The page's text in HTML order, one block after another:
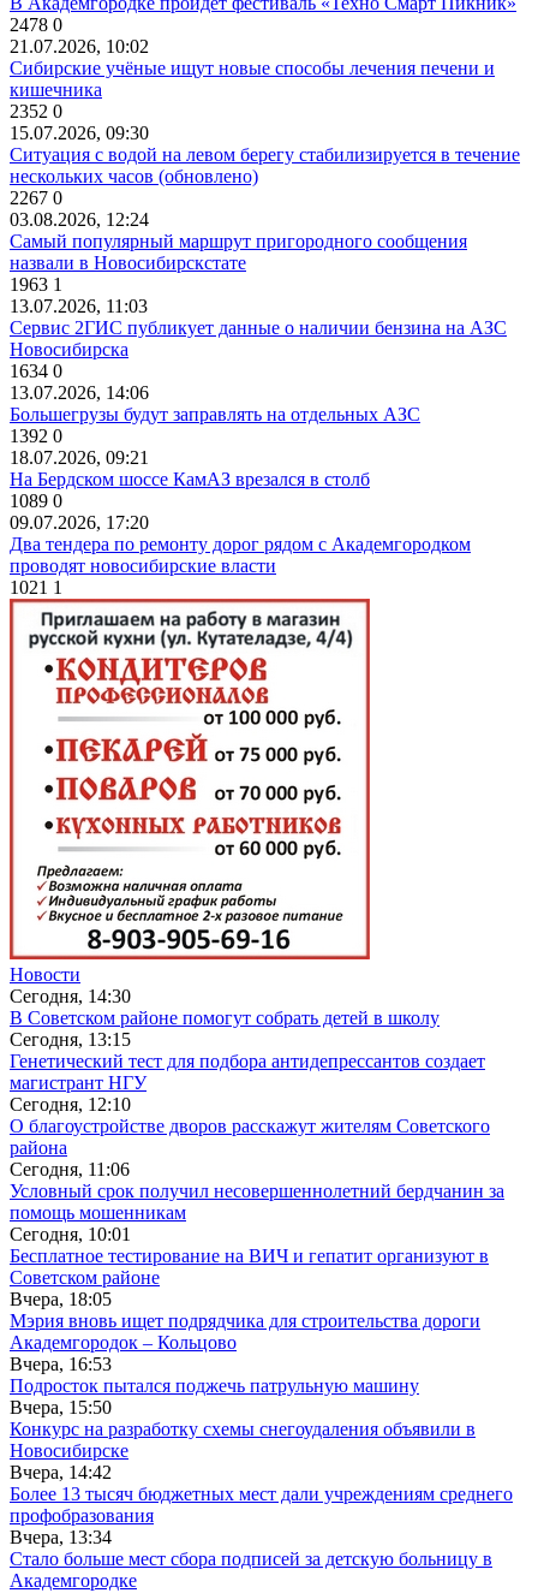
2478 0
21.07.2026, 10:02
Сибирские учёные ищут новые способы лечения печени и
кишечника
2352 0
15.07.2026, 09:30
Ситуация с водой на левом берегу стабилизируется в течение
нескольких часов (обновлено)
2267 0
03.08.2026, 12:24
Самый популярный маршрут пригородного сообщения
назвали в Новосибирскстате
1963 1
13.07.2026, 11:03
Сервис 2ГИС публикует данные о наличии бензина на АЗС
Новосибирска
1634 0
13.07.2026, 14:06
Большегрузы будут заправлять на отдельных АЗС
1392 0
18.07.2026, 09:21
На Бердском шоссе КамАЗ врезался в столб
1089 0
09.07.2026, 17:20
Два тендера по ремонту дорог рядом с Академгородком
проводят новосибирские власти
1021 1
Новости
Сегодня, 14:30
В Советском районе помогут собрать детей в школу
Сегодня, 13:15
Генетический тест для подбора антидепрессантов создает
магистрант НГУ
Сегодня, 12:10
О благоустройстве дворов расскажут жителям Советского
района
Сегодня, 11:06
Условный срок получил несовершеннолетний бердчанин за
помощь мошенникам
Сегодня, 10:01
Бесплатное тестирование на ВИЧ и гепатит организуют в
Советском районе
Вчера, 18:05
Мэрия вновь ищет подрядчика для строительства дороги
Академгородок – Кольцово
Вчера, 16:53
Подросток пытался поджечь патрульную машину
Вчера, 15:50
Конкурс на разработку схемы снегоудаления объявили в
Новосибирске
Вчера, 14:42
Более 13 тысяч бюджетных мест дали учреждениям среднего
профобразования
Вчера, 13:34
Стало больше мест сбора подписей за детскую больницу в
Академгородке